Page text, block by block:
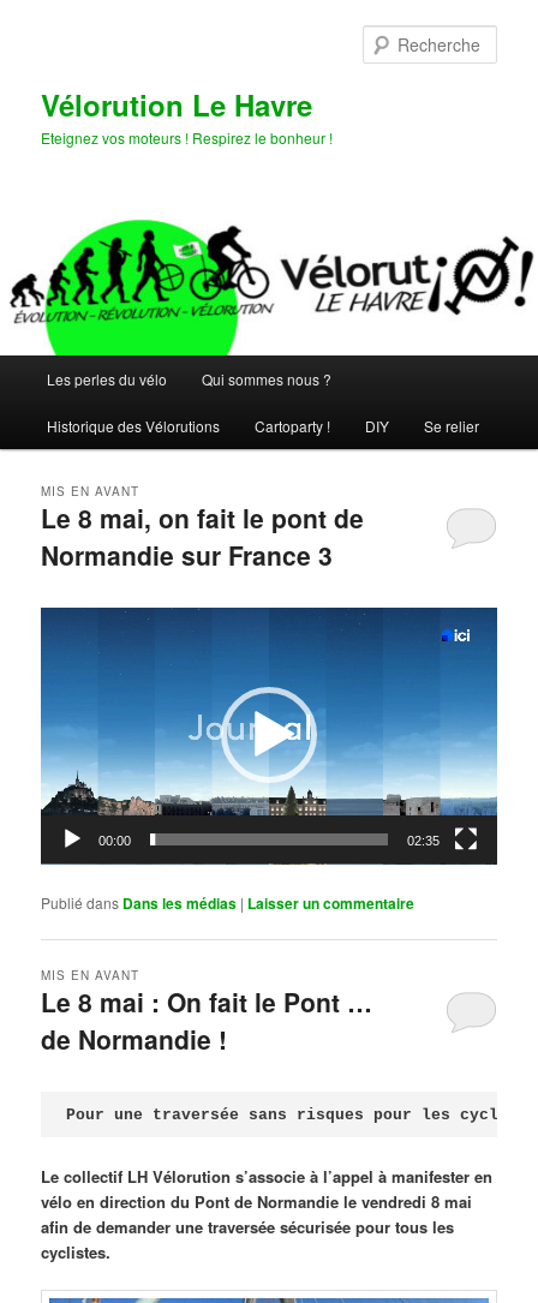
Vélorution Le Havre
Eteignez vos moteurs ! Respirez le bonheur !
principal
Les perles du vélo Qui sommes nous ?
Historique des Vélorutions Cartoparty ! DIY Se relier
Le 8 mai, on fait le pont de
Normandie sur France 3
MIS EN AVANT
00:00 02:35
Publié dans Dans les médias | Laisser un commentaire
Le 8 mai : On fait le Pont …
de Normandie !
MIS EN AVANT
Pour une traversée sans risques pour les
Le collectif LH Vélorution s’associe à l’appel à manifester en
vélo en direction du Pont de Normandie le vendredi 8 mai
afin de demander une traversée sécurisée pour tous les
cyclistes.